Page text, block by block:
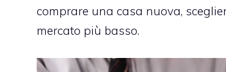
comprare una casa nuova,
mercato più basso.